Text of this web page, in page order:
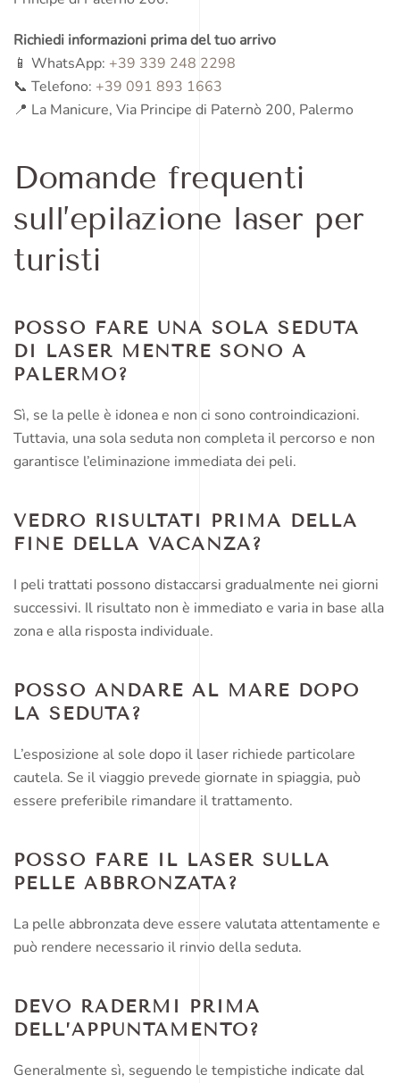
Richiedi informazioni prima del tuo arrivo
📱 WhatsApp: +39 339 248 2298
📞 Telefono: +39 091 893 1663
📍 La Manicure, Via Principe di Paternò 200, Palermo
Domande frequenti
sull’epilazione laser per
turisti
POSSO FARE UNA SOLA SEDUTA
DI LASER MENTRE SONO A
PALERMO?
Sì, se la pelle è idonea e non ci sono controindicazioni.
Tuttavia, una sola seduta non completa il percorso e non
garantisce l’eliminazione immediata dei peli.
VEDRÒ RISULTATI PRIMA DELLA
FINE DELLA VACANZA?
I peli trattati possono distaccarsi gradualmente nei giorni
successivi. Il risultato non è immediato e varia in base alla
zona e alla risposta individuale.
POSSO ANDARE AL MARE DOPO
LA SEDUTA?
L’esposizione al sole dopo il laser richiede particolare
cautela. Se il viaggio prevede giornate in spiaggia, può
essere preferibile rimandare il trattamento.
POSSO FARE IL LASER SULLA
PELLE ABBRONZATA?
La pelle abbronzata deve essere valutata attentamente e
può rendere necessario il rinvio della seduta.
DEVO RADERMI PRIMA
DELL’APPUNTAMENTO?
Generalmente sì, seguendo le tempistiche indicate dal